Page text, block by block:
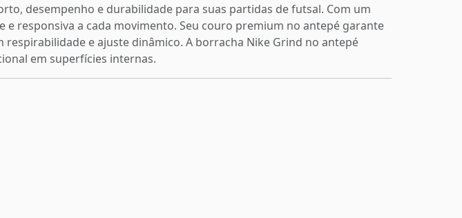
desempenho e durabilidade para suas partidas de futsal. Com um
responsiva a cada movimento. Seu couro premium no antepé garante
e ajuste dinâmico. A borracha Nike Grind no antepé
em superfícies internas.